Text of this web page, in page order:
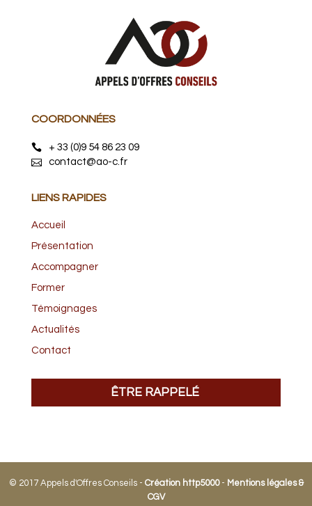
COORDONNÉES
+ 33 (0)9 54 86 23 09
contact@ao-c.fr
LIENS RAPIDES
Accueil
Présentation
Accompagner
Former
Témoignages
Actualités
Contact
ÊTRE RAPPELÉ
© 2017 Appels d'Offres Conseils - Création http5000- Mentions légales &
CGV